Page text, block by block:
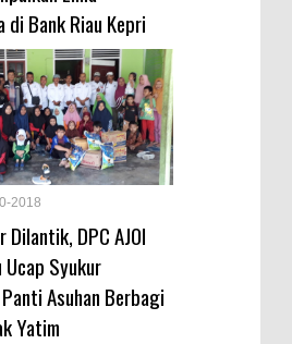
di Bank Riau Kepri
2018
Dilantik, DPC AJOI
Ucap Syukur
Asuhan Berbagi
Yatim